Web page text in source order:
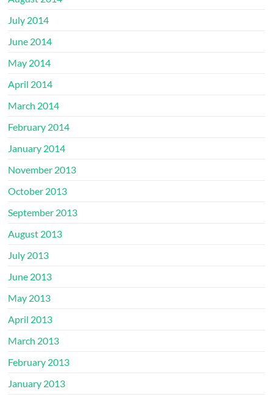
July 2014
June 2014
May 2014
April 2014
March 2014
February 2014
January 2014
November 2013
October 2013
September 2013
August 2013
July 2013
June 2013
May 2013
April 2013
March 2013
February 2013
January 2013